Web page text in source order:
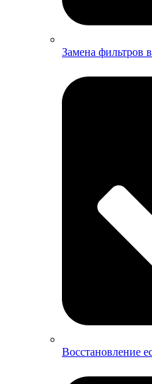
Замена фильтров
Восстановление